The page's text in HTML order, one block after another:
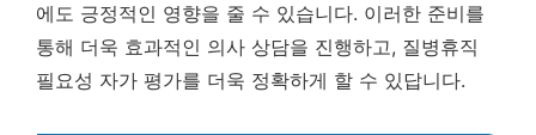
에도 긍정적인 영향을 줄 수 있습니다. 이러한 준비를
통해 더욱 효과적인 의사 상담을 진행하고, 질병휴직
필요성 자가 평가를 더욱 정확하게 할 수 있답니다.